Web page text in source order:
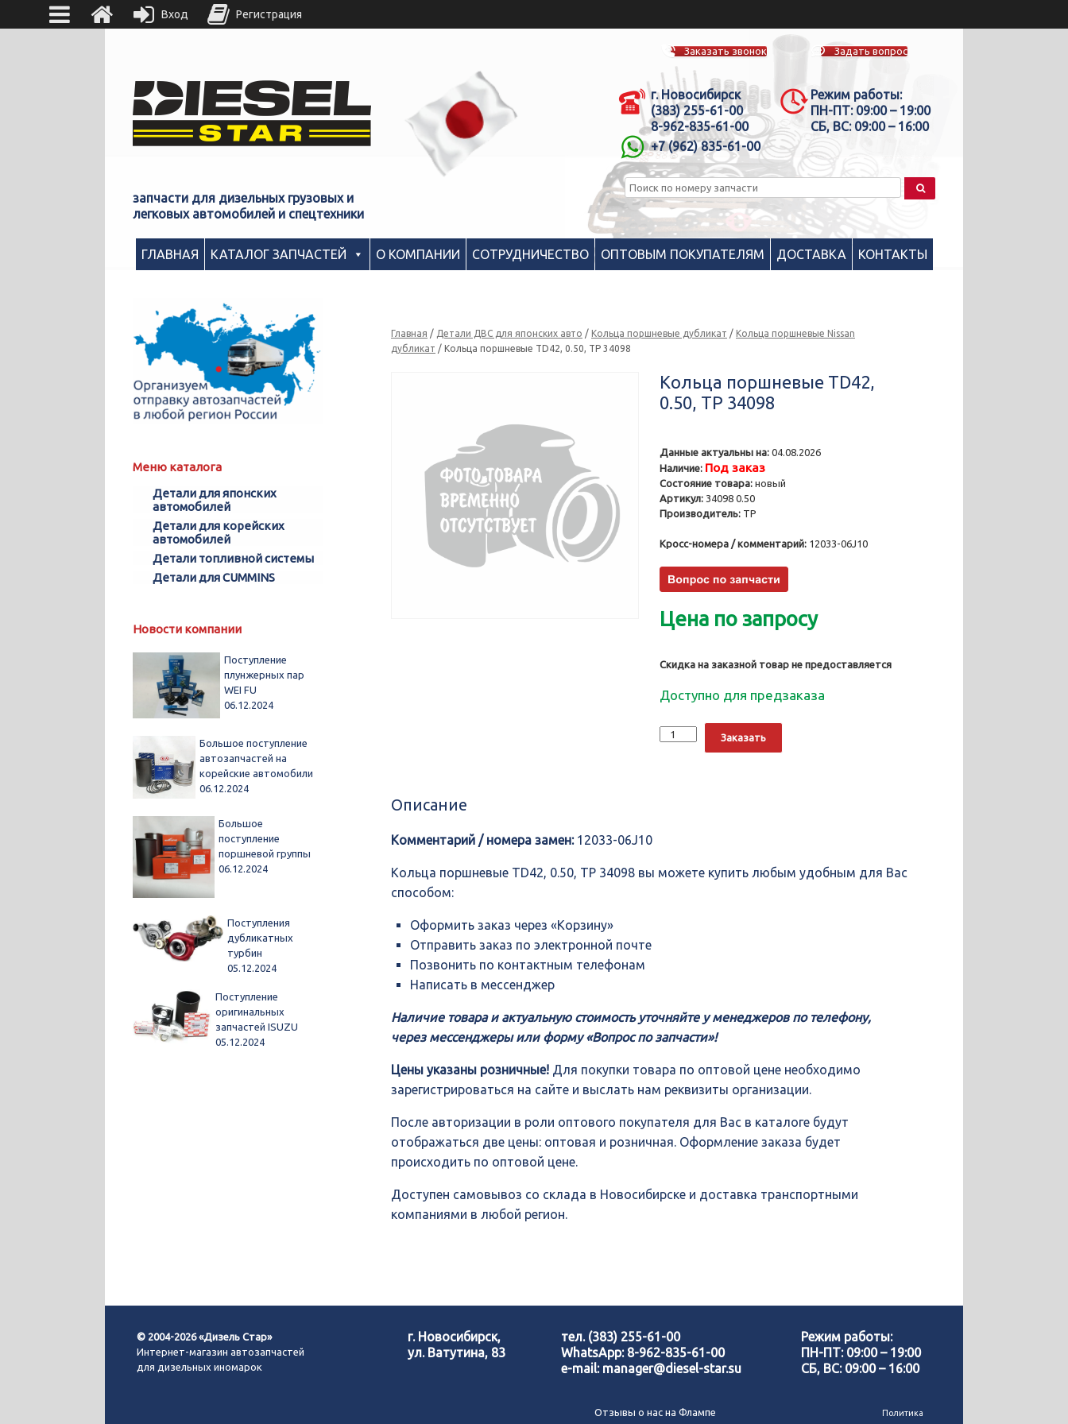
запчасти для дизельных грузовых и
легковых автомобилей и спецтехники
Заказать звонок Задать вопрос
г. Новосибирск
(383) 255-61-00
8-962-835-61-00
+7 (962) 835-61-00
Режим работы:
ПН-ПТ: 09:00 – 19:00
СБ, ВС: 09:00 – 16:00
ГЛАВНАЯ КАТАЛОГ ЗАПЧАСТЕЙ О КОМПАНИИ СОТРУДНИЧЕСТВО ОПТОВЫМ ПОКУПАТЕЛЯМ ДОСТАВКА КОНТАКТЫ
Главная / Детали ДВС для японских авто /Кольца поршневые дубликат /Кольца поршневые Nissan
дубликат / Кольца поршневые TD42, 0.50, TP 34098
Кольца поршневые TD42,
0.50, TP 34098
Данные актуальны на: 04.08.2026
Наличие: Под заказ
Состояние товара: новый
Артикул: 34098 0.50
Производитель: TP
Кросс-номера / комментарий: 12033-06J10
Цена по запросу
Скидка на заказной товар не предоставляется
Доступно для предзаказа
Количество
Кольца
Заказать
Описание
Комментарий / номера замен:12033-06J10
Кольца поршневые TD42, 0.50, TP 34098 вы можете купить любым удобным для Вас
способом:
Оформить заказ через «Корзину»
Отправить заказ по электронной почте
Позвонить по контактным телефонам
Написать в мессенджер
Наличие товара и актуальную стоимость уточняйте у менеджеров по телефону,
через мессенджеры или форму «Вопрос по запчасти»!
Цены указаны розничные! Для покупки товара по оптовой цене необходимо
зарегистрироваться на сайте и выслать нам реквизиты организации.
После авторизации в роли оптового покупателя для Вас в каталоге будут
отображаться две цены: оптовая и розничная. Оформление заказа будет
происходить по оптовой цене.
Доступен самовывоз со склада в Новосибирске и доставка транспортными
компаниями в любой регион.
Меню каталога
Детали для японских
автомобилей
Детали для корейских
автомобилей
Детали топливной системы
Детали для CUMMINS
Новости компании
Поступление
плунжерных пар
WEI FU
06.12.2024
Большое поступление
автозапчастей на
корейские автомобили
06.12.2024
Большое
поступление
поршневой группы
06.12.2024
Поступления
дубликатных
турбин
05.12.2024
Поступление
оригинальных
запчастей ISUZU
05.12.2024
© 2004-2026 «Дизель Стар»
Интернет-магазин автозапчастей
для дизельных иномарок
г. Новосибирск,
ул. Ватутина, 83
тел. (383) 255-61-00
WhatsApp: 8-962-835-61-00
e-mail: manager@diesel-star.su
Режим работы:
ПН-ПТ: 09:00 – 19:00
СБ, ВС: 09:00 – 16:00
Отзывы о нас на Флампе Политика
Вход Регистрация